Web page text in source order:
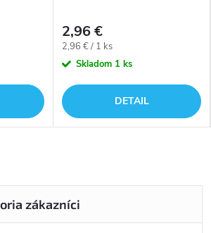
2,96 €
Jednotková
cena:
2,96 € / 1 ks
Skladom 1 ks
DETAIL